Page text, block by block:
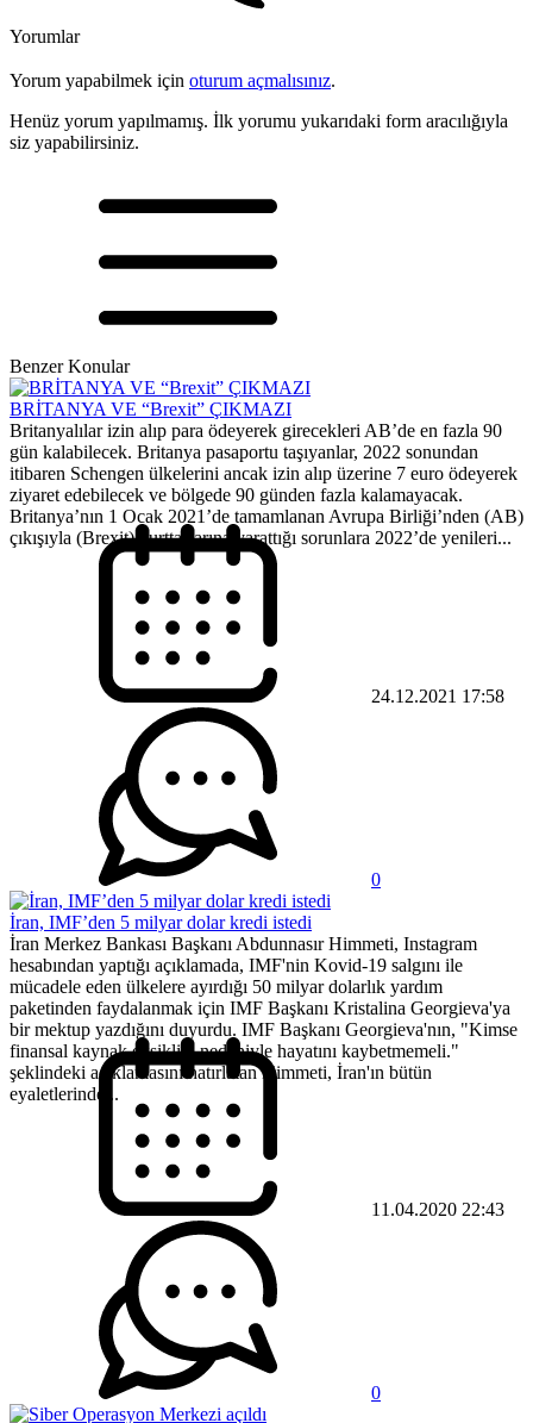
Yorumlar
Yorum yapabilmek için oturum açmalısınız.
Henüz yorum yapılmamış. İlk yorumu yukarıdaki form aracılığıyla
siz yapabilirsiniz.
Benzer Konular
BRİTANYA VE “Brexit” ÇIKMAZI
Britanyalılar izin alıp para ödeyerek girecekleri AB’de en fazla 90
gün kalabilecek. Britanya pasaportu taşıyanlar, 2022 sonundan
itibaren Schengen ülkelerini ancak izin alıp üzerine 7 euro ödeyerek
ziyaret edebilecek ve bölgede 90 günden fazla kalamayacak.
Britanya’nın 1 Ocak 2021’de tamamlanan Avrupa Birliği’nden (AB)
çıkışıyla (Brexit) yurttaşlarına yarattığı sorunlara 2022’de yenileri...
24.12.2021 17:58
0
İran, IMF’den 5 milyar dolar kredi istedi
İran Merkez Bankası Başkanı Abdunnasır Himmeti, Instagram
hesabından yaptığı açıklamada, IMF'nin Kovid-19 salgını ile
mücadele eden ülkelere ayırdığı 50 milyar dolarlık yardım
paketinden faydalanmak için IMF Başkanı Kristalina Georgieva'ya
bir mektup yazdığını duyurdu. IMF Başkanı Georgieva'nın, "Kimse
finansal kaynak eksikliği nedeniyle hayatını kaybetmemeli."
şeklindeki açıklamasını hatırlatan Himmeti, İran'ın bütün
eyaletlerinde...
11.04.2020 22:43
0